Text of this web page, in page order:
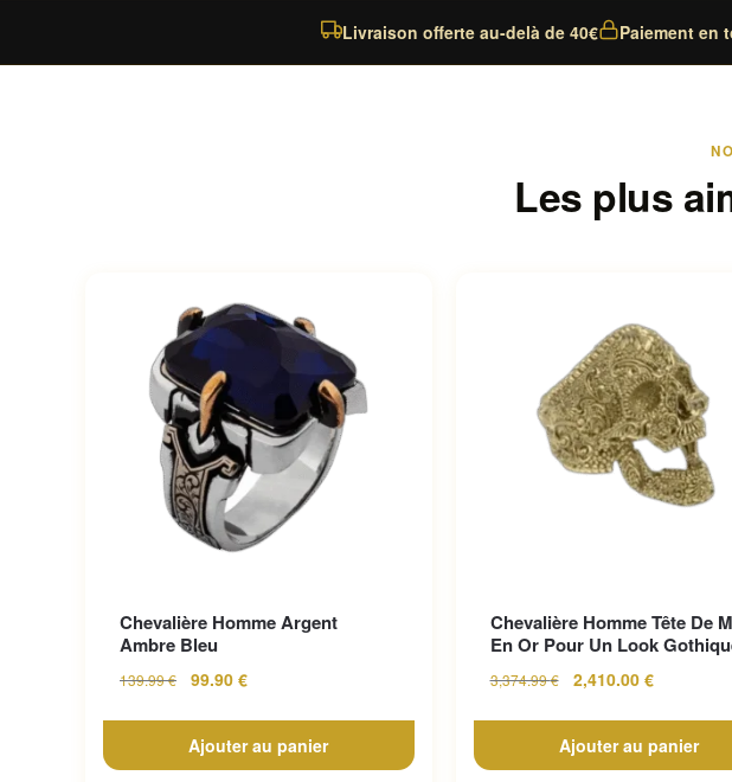
Livraison offerte au-delà de 40€ Paiement en
Les plus
Chevalière Homme Argent
Ambre Bleu
139.99€ 99.90 €
Ajouter au panier
Chevalière Homme Tête De
En Or Pour Un Look
3,374.99€ 2,410.00 €
Ajouter au panier